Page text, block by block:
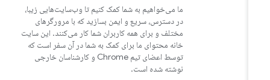
ما می‌خواهیم به شما کمک کنیم تا وب‌سایت‌هایی زیبا،
در دسترس، سریع و ایمن بسازید که با مرورگرهای
مختلف و برای همه کاربران شما کار می‌کنند. این سایت
خانه محتوای ما برای کمک به شما در آن سفر است که
توسط اعضای تیم Chrome و کارشناسان خارجی
نوشته شده است.